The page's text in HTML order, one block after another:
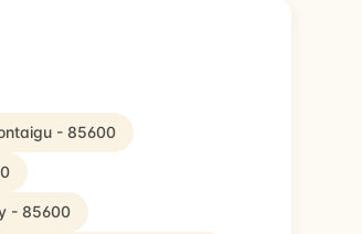
- 85600
- 85600